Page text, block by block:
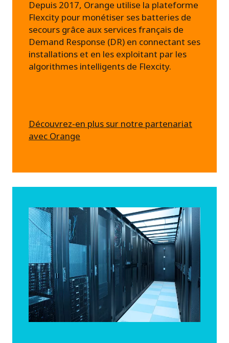
Depuis 2017, Orange utilise la plateforme
Flexcity pour monétiser ses batteries de
secours grâce aux services français de
Demand Response (DR) en connectant ses
installations et en les exploitant par les
algorithmes intelligents de Flexcity.
Découvrez-en plus sur notre partenariat
avec Orange